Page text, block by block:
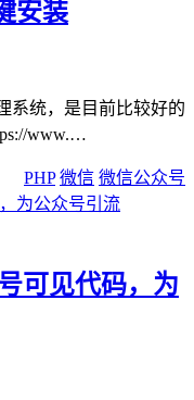
安装
系统，是目前比较好的
www.…
PHP 微信 微信公众号
可见代码，为